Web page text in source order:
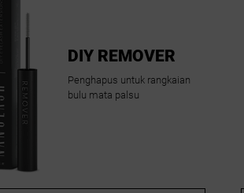
DIY REMOVER
Penghapus untuk rangkaian
bulu mata palsu